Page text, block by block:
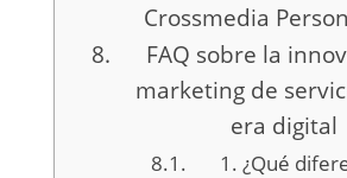
Crossmedia
FAQ sobre la
marketing de
era digital
1. ¿Qué